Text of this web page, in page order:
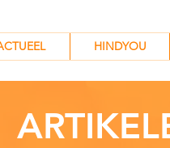
HINDYOU
HINDYOU